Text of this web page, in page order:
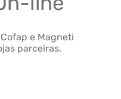
e Magneti
parceiras.